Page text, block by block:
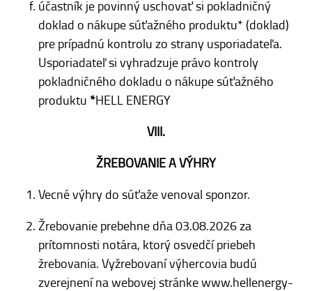
účastník je povinný uschovať si pokladničný
doklad o nákupe súťažného produktu* (doklad)
pre prípadnú kontrolu zo strany usporiadateľa.
Usporiadateľ si vyhradzuje právo kontroly
pokladničného dokladu o nákupe súťažného
produktu *HELL ENERGY
VIII.
ŽREBOVANIE A VÝHRY
Vecné výhry do súťaže venoval sponzor.
Žrebovanie prebehne dňa 03.08.2026 za
prítomnosti notára, ktorý osvedčí priebeh
žrebovania. Vyžrebovaní výhercovia budú
zverejnení na webovej stránke www.hellenergy-